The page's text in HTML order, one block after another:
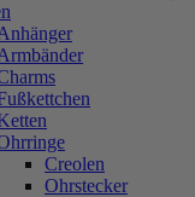
Creolen
Ohrstecker